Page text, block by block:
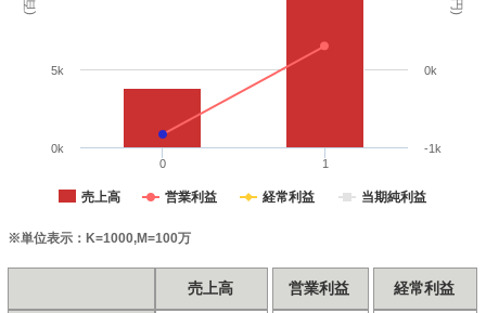
売上高 営業利益 経常利益 当期純利益
0 1
0k
5k
-1k
0k
※単位表示：K=1000,M=100万
売上高 営業利益 経常利益